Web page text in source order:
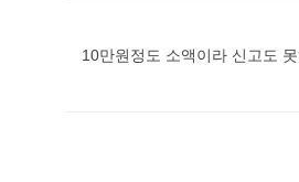
10만원정도 소액이라 신고도